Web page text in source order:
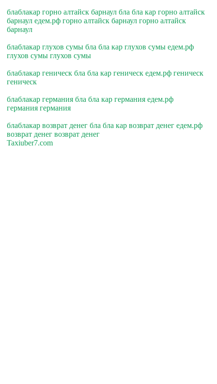
блаблакар горно алтайск барнаул бла бла кар горно алтайск
барнаул едем.рф горно алтайск барнаул горно алтайск
барнаул
блаблакар глухов сумы бла бла кар глухов сумы едем.рф
глухов сумы глухов сумы
блаблакар геническ бла бла кар геническ едем.рф геническ
геническ
блаблакар германия бла бла кар германия едем.рф
германия германия
блаблакар возврат денег бла бла кар возврат денег едем.рф
возврат денег возврат денег
Taxiuber7.com